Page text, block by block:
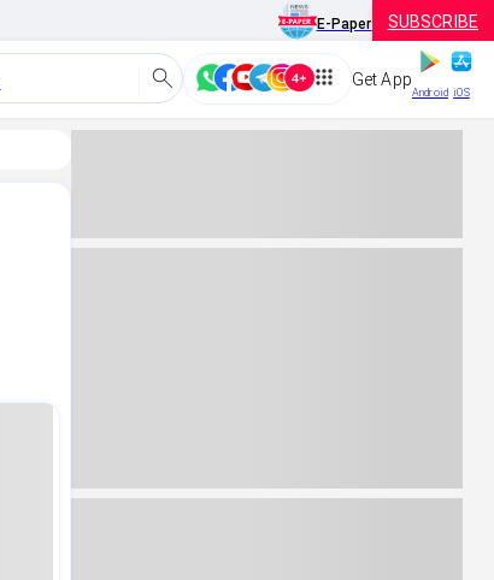
E-Paper SUBSCRIBE
Get App
Android iOS